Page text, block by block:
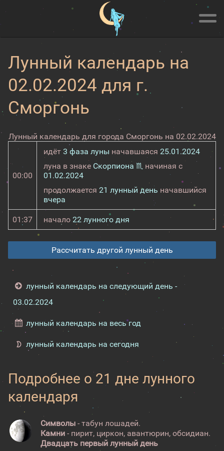
Лунный календарь на
02.02.2024 для г.
Сморгонь
Лунный календарь для города Сморгонь на 02.02.2024
00:00
идёт 3 фаза луны начавшаяся 25.01.2024
луна в знаке Скорпиона ♏ начиная с
01.02.2024
продолжается 21 лунный день начавшийся
вчера
01:37 начало 22 лунного дня
Рассчитать другой лунный день
лунный календарь на следующий день -
03.02.2024
лунный календарь на весь год
лунный календарь на сегодня
Подробнее о 21 дне лунного
календаря
Символы - табун лошадей.
Камни - пирит, циркон, авантюрин, обсидиан.
Двадцать первый лунный день